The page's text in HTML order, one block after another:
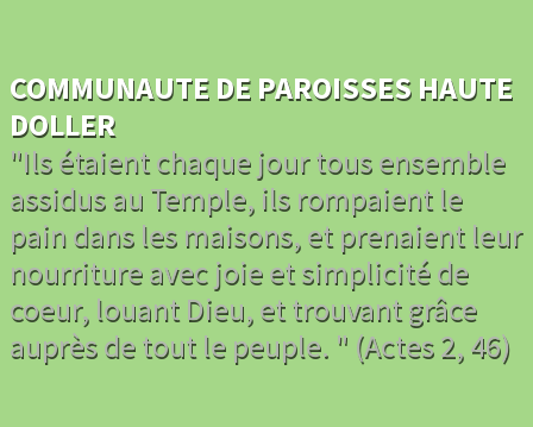
COMMUNAUTE DE PAROISSES HAUTE
DOLLER
"Ils étaient chaque jour tous ensemble
assidus au Temple, ils rompaient le
pain dans les maisons, et prenaient leur
nourriture avec joie et simplicité de
coeur, louant Dieu, et trouvant grâce
auprès de tout le peuple. " (Actes 2, 46)